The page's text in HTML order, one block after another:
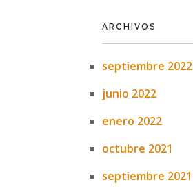
ARCHIVOS
septiembre 2022
junio 2022
enero 2022
octubre 2021
septiembre 2021